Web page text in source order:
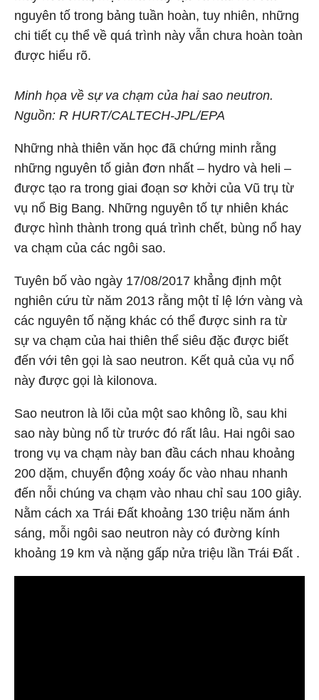
nguyên tố trong bảng tuần hoàn, tuy nhiên, những
chi tiết cụ thể về quá trình này vẫn chưa hoàn toàn
được hiểu rõ.
Minh họa về sự va chạm của hai sao neutron.
Nguồn: R HURT/CALTECH-JPL/EPA
Những nhà thiên văn học đã chứng minh rằng
những nguyên tố giản đơn nhất – hydro và heli –
được tạo ra trong giai đoạn sơ khởi của Vũ trụ từ
vụ nổ Big Bang. Những nguyên tố tự nhiên khác
được hình thành trong quá trình chết, bùng nổ hay
va chạm của các ngôi sao.
Tuyên bố vào ngày 17/08/2017 khẳng định một
nghiên cứu từ năm 2013 rằng một tỉ lệ lớn vàng và
các nguyên tố nặng khác có thể được sinh ra từ
sự va chạm của hai thiên thể siêu đặc được biết
đến với tên gọi là sao neutron. Kết quả của vụ nổ
này được gọi là kilonova.
Sao neutron là lõi của một sao không lồ, sau khi
sao này bùng nổ từ trước đó rất lâu. Hai ngôi sao
trong vụ va chạm này ban đầu cách nhau khoảng
200 dặm, chuyển động xoáy ốc vào nhau nhanh
đến nỗi chúng va chạm vào nhau chỉ sau 100 giây.
Nằm cách xa Trái Đất khoảng 130 triệu năm ánh
sáng, mỗi ngôi sao neutron này có đường kính
khoảng 19 km và nặng gấp nửa triệu lần Trái Đất .